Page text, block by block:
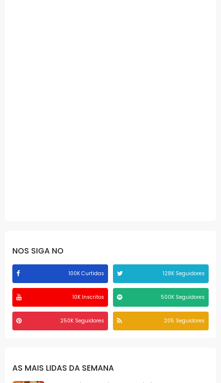
NOS SIGA NO
100K Curtidas 128K Seguidores
10K Inscritos 500K Seguidores
250K Seguidores 205 Seguidores
AS MAIS LIDAS DA SEMANA